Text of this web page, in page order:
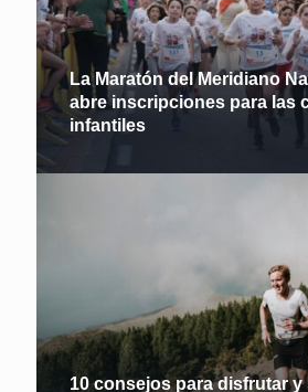
La Maratón del Meridiano
abre inscripciones para las
infantiles
10 consejos para disfrutar y